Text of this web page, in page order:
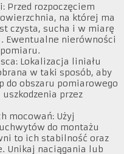
Przed rozpoczęciem
na której ma
czysta, sucha i w miarę
Ewentualne nierówności
Lokalizacja liniału
w taki sposób, aby
do obszaru pomiarowego
przez
mocowań: Użyj
do montażu
to ich stabilność oraz
Unikaj naciągania lub